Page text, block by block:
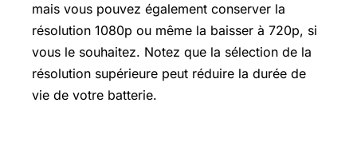
mais vous pouvez également conserver la
résolution 1080p ou même la baisser à 720p, si
vous le souhaitez. Notez que la sélection de la
résolution supérieure peut réduire la durée de
vie de votre batterie.